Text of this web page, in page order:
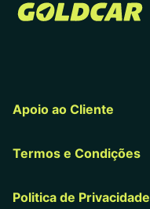
Apoio ao Cliente
Termos e Condições
Politica de Privacidade